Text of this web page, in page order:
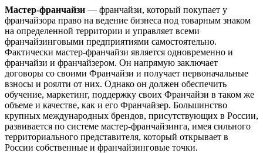
Мастер-франчайзи — франчайзи, который покупает у
франчайзора право на ведение бизнеса под товарным знаком
на определенной территории и управляет всеми
франчайзинговыми предприятиями самостоятельно.
Фактически мастер-франчайзи является одновременно и
франчайзи и франчайзером. Он напрямую заключает
договоры со своими Франчайзи и получает первоначальные
взносы и роялти от них. Однако он должен обеспечить
обучение, маркетинг, поддержку своих Франчайзи в таком же
объеме и качестве, как и его Франчайзер. Большинство
крупных международных брендов, присутствующих в России,
развивается по системе мастер-франчайзинга, имея сильного
территориального представителя, который открывает в
России собственные и франчайзинговые точки.